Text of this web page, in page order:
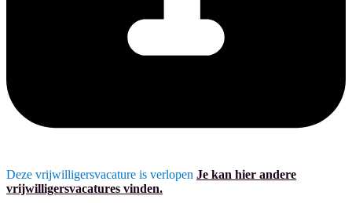
Deze vrijwilligersvacature is verlopen Je kan hier andere
vrijwilligersvacatures vinden.